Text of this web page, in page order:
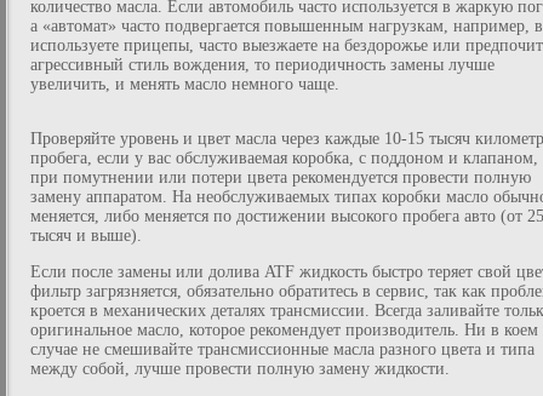
количество масла. Если автомобиль часто используется в жаркую
а «автомат» часто подвергается повышенным нагрузкам, например,
используете прицепы, часто выезжаете на бездорожье или
агрессивный стиль вождения, то периодичность замены лучше
увеличить, и менять масло немного чаще.
Проверяйте уровень и цвет масла через каждые 10-15 тысяч
пробега, если у вас обслуживаемая коробка, с поддоном и клапаном,
при помутнении или потери цвета рекомендуется провести полную
замену аппаратом. На необслуживаемых типах коробки масло
меняется, либо меняется по достижении высокого пробега авто (от
тысяч и выше).
Если после замены или долива ATF жидкость быстро теряет свой
фильтр загрязняется, обязательно обратитесь в сервис, так как
кроется в механических деталях трансмиссии. Всегда заливайте
оригинальное масло, которое рекомендует производитель. Ни в коем
случае не смешивайте трансмиссионные масла разного цвета и типа
между собой, лучше провести полную замену жидкости.